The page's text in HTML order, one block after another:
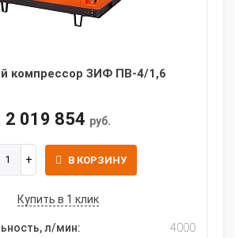
компрессор ЗИФ ПВ-4/1,6
2 019 854 руб.
В КОРЗИНУ
Купить в 1 клик
л/мин:
4000